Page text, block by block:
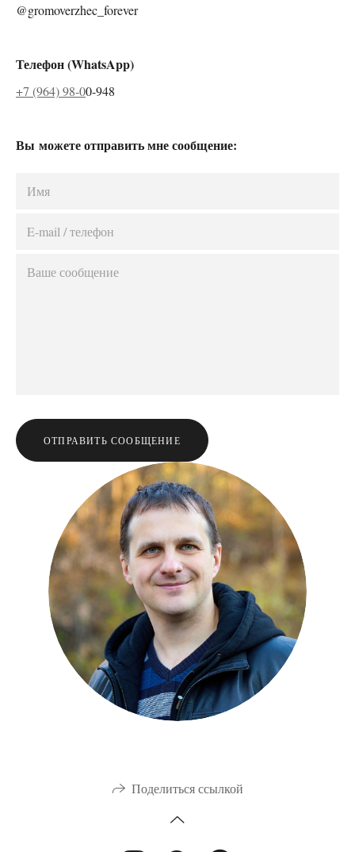
@gromoverzhec_forever
Телефон (WhatsApp)
+7 (964) 98-00-948
Вы можете отправить мне сообщение:
ОТПРАВИТЬ СООБЩЕНИЕ
Поделиться ссылкой